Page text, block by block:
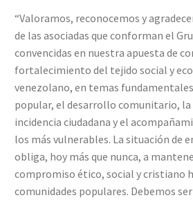
“Valoramos, reconocemos y
de las asociadas que conforman el
convencidas en nuestra apuesta de
fortalecimiento del tejido social y
venezolano, en temas
popular, el desarrollo comunitario, la
incidencia ciudadana y el
los más vulnerables. La situación de
obliga, hoy más que nunca, a
compromiso ético, social y cristiano
comunidades populares. Debemos